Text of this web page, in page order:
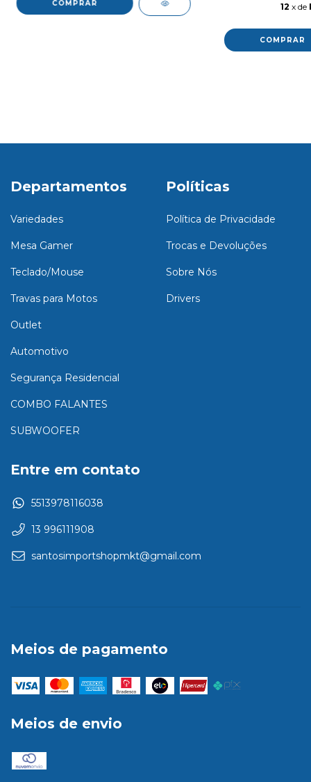
12 x de
Departamentos
Variedades
Mesa Gamer
Teclado/Mouse
Travas para Motos
Outlet
Automotivo
Segurança Residencial
COMBO FALANTES
SUBWOOFER
Políticas
Política de Privacidade
Trocas e Devoluções
Sobre Nós
Drivers
Entre em contato
5513978116038
13 996111908
santosimportshopmkt@gmail.com
Meios de pagamento
Meios de envio